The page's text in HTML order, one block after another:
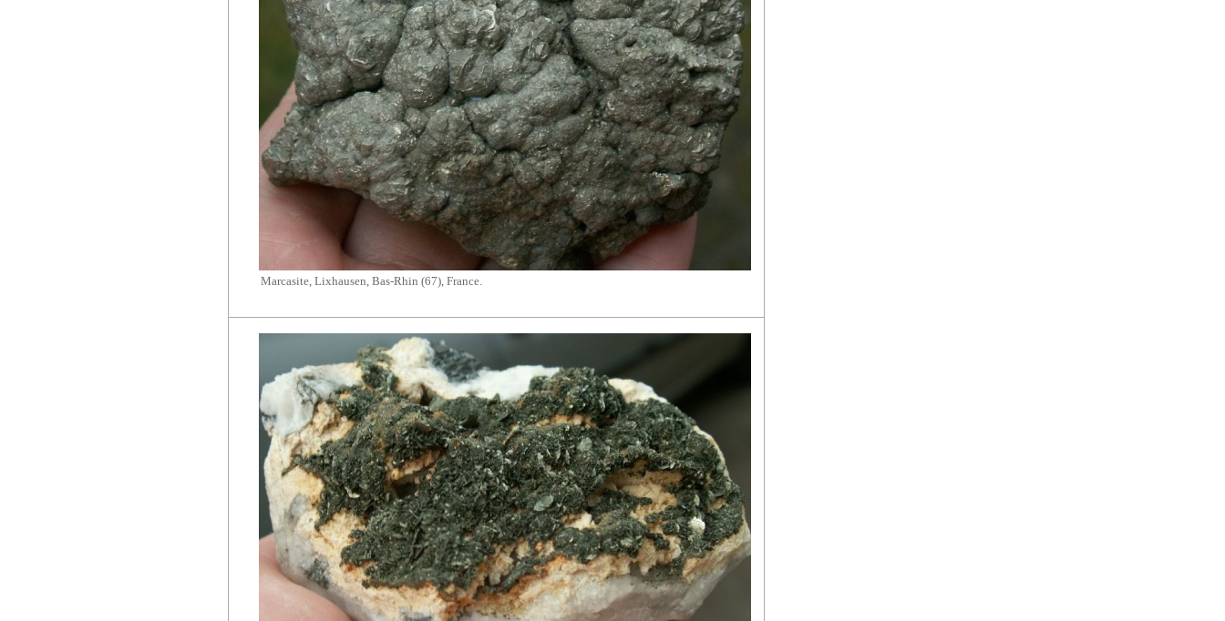
Marcasite, Lixhausen, Bas-Rhin (67), France.